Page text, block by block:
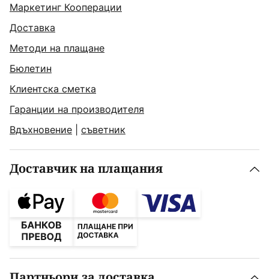
Маркетинг Кооперации
Доставка
Методи на плащане
Бюлетин
Клиентска сметка
Гаранции на производителя
Вдъхновение
съветник
Доставчик на плащания